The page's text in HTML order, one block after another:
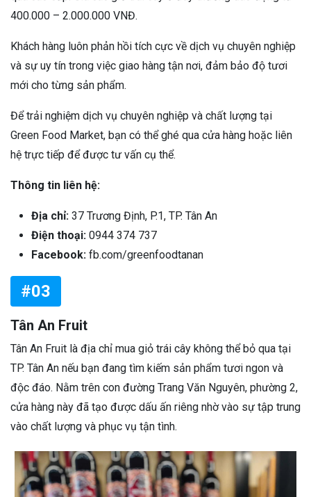
400.000 – 2.000.000 VNĐ.
Khách hàng luôn phản hồi tích cực về dịch vụ chuyên nghiệp
và sự uy tín trong việc giao hàng tận nơi, đảm bảo độ tươi
mới cho từng sản phẩm.
Để trải nghiệm dịch vụ chuyên nghiệp và chất lượng tại
Green Food Market, bạn có thể ghé qua cửa hàng hoặc liên
hệ trực tiếp để được tư vấn cụ thể.
Thông tin liên hệ:
Địa chỉ: 37 Trương Định, P.1, TP. Tân An
Điện thoại: 0944 374 737
Facebook: fb.com/greenfoodtanan
#03
Tân An Fruit
Tân An Fruit là địa chỉ mua giỏ trái cây không thể bỏ qua tại
TP. Tân An nếu bạn đang tìm kiếm sản phẩm tươi ngon và
độc đáo. Nằm trên con đường Trang Văn Nguyên, phường 2,
cửa hàng này đã tạo được dấu ấn riêng nhờ vào sự tập trung
vào chất lượng và phục vụ tận tình.